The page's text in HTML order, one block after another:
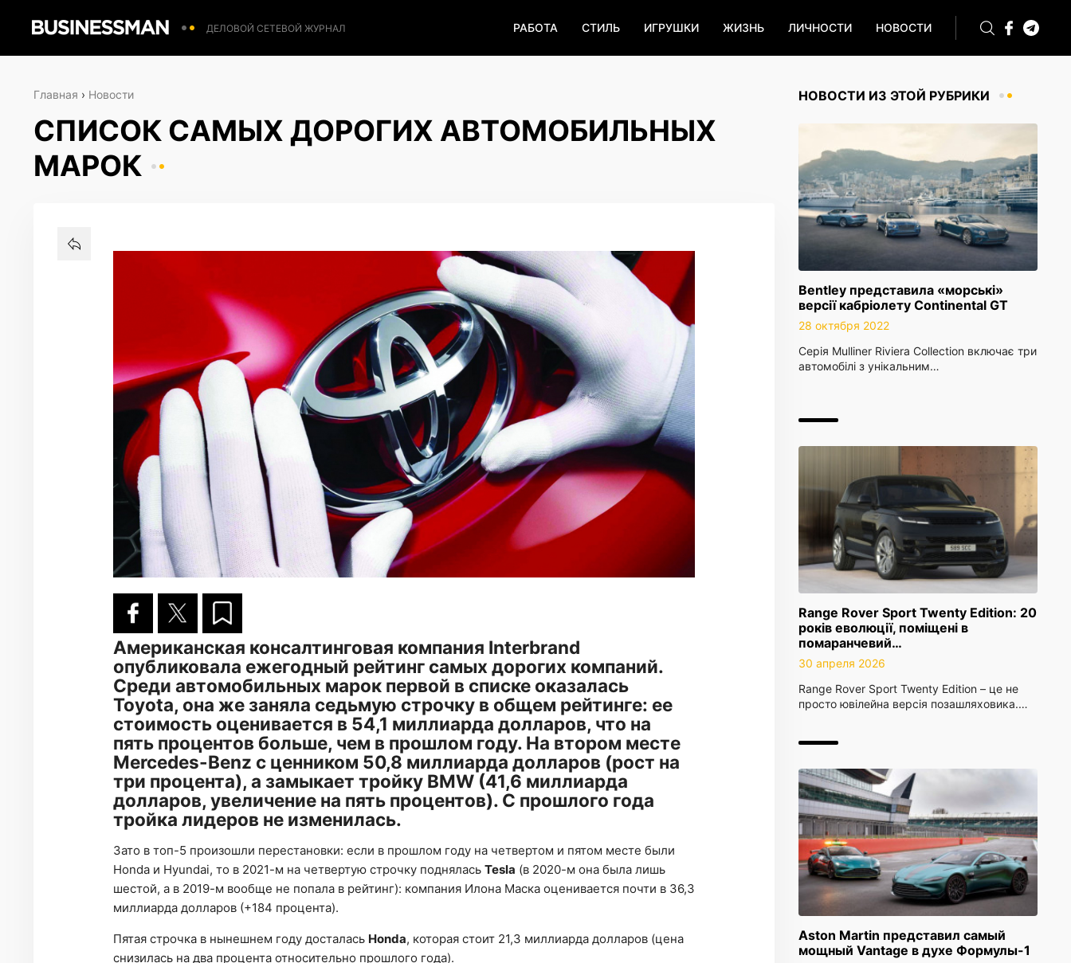
ДЕЛОВОЙ СЕТЕВОЙ ЖУРНАЛ РАБОТА СТИЛЬ ИГРУШКИ ЖИЗНЬ ЛИЧНОСТИ НОВОСТИ
НОВОСТИ ИЗ ЭТОЙ РУБРИКИ
Bentley представила «морські»
версії кабріолету Continental GT
28 октября 2022
Серія Mulliner Riviera Collection включає три
автомобілі з унікальним…
Range Rover Sport Twenty Edition: 20
років еволюції, поміщені в
помаранчевий…
30 апреля 2026
Range Rover Sport Twenty Edition – це не
просто ювілейна версія позашляховика.…
Aston Martin представил самый
мощный Vantage в духе Формулы-1
Главная › Новости
СПИСОК САМЫХ ДОРОГИХ АВТОМОБИЛЬНЫХ
МАРОК
Американская консалтинговая компания Interbrand
опубликовала ежегодный рейтинг самых дорогих компаний.
Среди автомобильных марок первой в списке оказалась
Toyota, она же заняла седьмую строчку в общем рейтинге: ее
стоимость оценивается в 54,1 миллиарда долларов, что на
пять процентов больше, чем в прошлом году. На втором месте
Mercedes-Benz с ценником 50,8 миллиарда долларов (рост на
три процента), а замыкает тройку BMW (41,6 миллиарда
долларов, увеличение на пять процентов). С прошлого года
тройка лидеров не изменилась.
Зато в топ-5 произошли перестановки: если в прошлом году на четвертом и пятом месте были
Honda и Hyundai, то в 2021-м на четвертую строчку поднялась Tesla (в 2020-м она была лишь
шестой, а в 2019-м вообще не попала в рейтинг): компания Илона Маска оценивается почти в 36,3
миллиарда долларов (+184 процента).
Пятая строчка в нынешнем году досталась Honda, которая стоит 21,3 миллиарда долларов (цена
снизилась на два процента относительно прошлого года).